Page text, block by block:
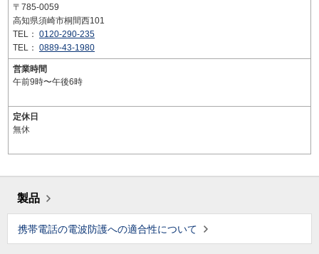
〒785-0059
高知県須崎市桐間西101
TEL： 0120-290-235
TEL： 0889-43-1980
営業時間
午前9時〜午後6時
定休日
無休
製品
携帯電話の電波防護への適合性について